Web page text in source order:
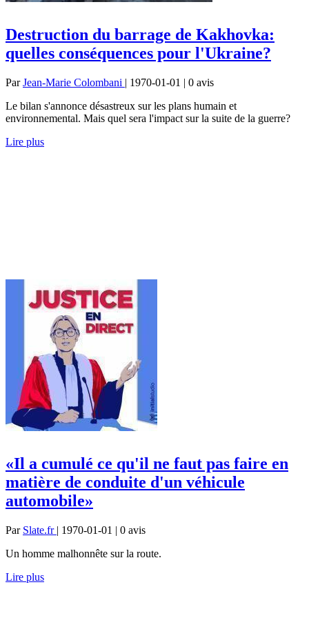
Destruction du barrage de Kakhovka:
quelles conséquences pour l'Ukraine?
ParJean-Marie Colombani | 1970-01-01 | 0 avis
Le bilan s'annonce désastreux sur les plans humain et
environnemental. Mais quel sera l'impact sur la suite de la guerre?
Lire plus
«Il a cumulé ce qu'il ne faut pas faire en
matière de conduite d'un véhicule
automobile»
Par Slate.fr | 1970-01-01 | 0 avis
Un homme malhonnête sur la route.
Lire plus